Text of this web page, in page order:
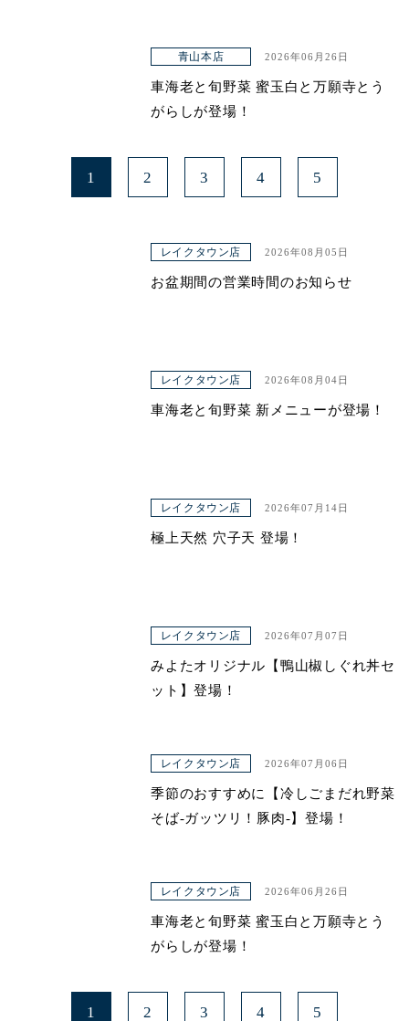
青山本店 2026年06月26日
車海老と旬野菜 蜜玉白と万願寺とう
がらしが登場！
1 2 3 4 5
レイクタウン店 2026年08月05日
お盆期間の営業時間のお知らせ
レイクタウン店 2026年08月04日
車海老と旬野菜 新メニューが登場！
レイクタウン店 2026年07月14日
極上天然 穴子天 登場！
レイクタウン店 2026年07月07日
みよたオリジナル【鴨山椒しぐれ丼セ
ット】登場！
レイクタウン店 2026年07月06日
季節のおすすめに【冷しごまだれ野菜
そば-ガッツリ！豚肉-】登場！
レイクタウン店 2026年06月26日
車海老と旬野菜 蜜玉白と万願寺とう
がらしが登場！
1 2 3 4 5